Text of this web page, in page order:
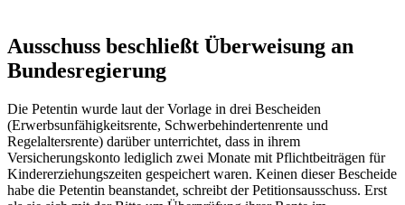
Ausschuss beschließt Überweisung an
Bundesregierung
Die Petentin wurde laut der Vorlage in drei Bescheiden
(Erwerbsunfähigkeitsrente, Schwerbehindertenrente und
Regelaltersrente) darüber unterrichtet, dass in ihrem
Versicherungskonto lediglich zwei Monate mit Pflichtbeiträgen für
Kindererziehungszeiten gespeichert waren. Keinen dieser Bescheide
habe die Petentin beanstandet, schreibt der Petitionsausschuss. Erst